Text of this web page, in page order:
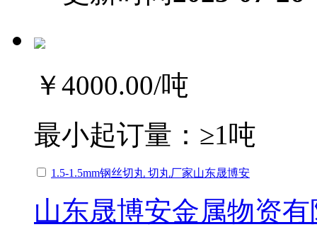
￥4000.00/吨
最小起订量： ≥1吨
1.5-1.5mm钢丝切丸 切丸厂家山东晟博安
山东晟博安金属物资